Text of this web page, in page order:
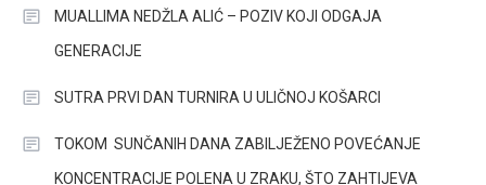
MUALLIMA NEDŽLA ALIĆ – POZIV KOJI ODGAJA
GENERACIJE
SUTRA PRVI DAN TURNIRA U ULIČNOJ KOŠARCI
TOKOM SUNČANIH DANA ZABILJEŽENO POVEĆANJE
KONCENTRACIJE POLENA U ZRAKU, ŠTO ZAHTIJEVA